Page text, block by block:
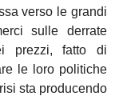
verso le grandi
sulle derrate
prezzi, fatto di
le loro politiche
sta producendo